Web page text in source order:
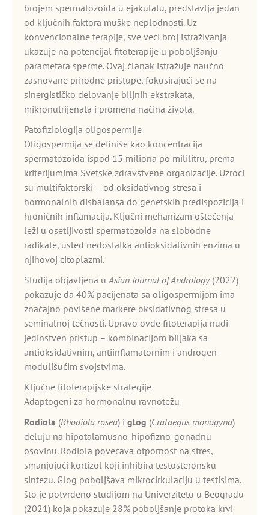
brojem spermatozoida u ejakulatu, predstavlja jedan
od ključnih faktora muške neplodnosti. Uz
konvencionalne terapije, sve veći broj istraživanja
ukazuje na potencijal fitoterapije u poboljšanju
parametara sperme. Ovaj članak istražuje naučno
zasnovane prirodne pristupe, fokusirajući se na
sinergističko delovanje biljnih ekstrakata,
mikronutrijenata i promena načina života.
Patofiziologija oligospermije
Oligospermija se definiše kao koncentracija
spermatozoida ispod 15 miliona po mililitru, prema
kriterijumima Svetske zdravstvene organizacije. Uzroci
su multifaktorski – od oksidativnog stresa i
hormonalnih disbalansa do genetskih predispozicija i
hroničnih inflamacija. Ključni mehanizam oštećenja
leži u osetljivosti spermatozoida na slobodne
radikale, usled nedostatka antioksidativnih enzima u
njihovoj citoplazmi.
Studija objavljena uAsian Journal of Andrology(2022)
pokazuje da 40% pacijenata sa oligospermijom ima
značajno povišene markere oksidativnog stresa u
seminalnoj tečnosti. Upravo ovde fitoterapija nudi
jedinstven pristup – kombinacijom biljaka sa
antioksidativnim, antiinflamatornim i androgen-
modulišućim svojstvima.
Ključne fitoterapijske strategije
Adaptogeni za hormonalnu ravnotežu
Rodiola (Rhodiola rosea) i glog (Crataegus monogyna)
deluju na hipotalamusno-hipofizno-gonadnu
osovinu. Rodiola povećava otpornost na stres,
smanjujući kortizol koji inhibira testosteronsku
sintezu. Glog poboljšava mikrocirkulaciju u testisima,
što je potvrđeno studijom na Univerzitetu u Beogradu
(2021) koja pokazuje 28% poboljšanje protoka krvi